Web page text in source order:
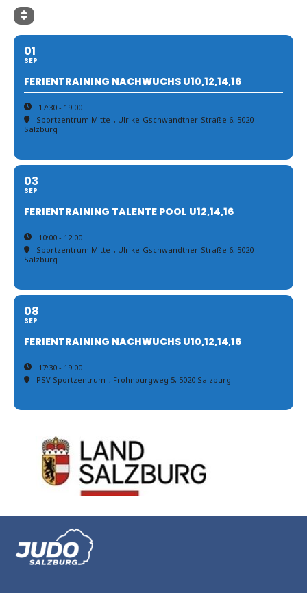
01
SEP
FERIENTRAINING NACHWUCHS U10,12,14,16
17:30 - 19:00
Sportzentrum Mitte , Ulrike-Gschwandtner-Straße 6, 5020
Salzburg
03
SEP
FERIENTRAINING TALENTE POOL U12,14,16
10:00 - 12:00
Sportzentrum Mitte , Ulrike-Gschwandtner-Straße 6, 5020
Salzburg
08
SEP
FERIENTRAINING NACHWUCHS U10,12,14,16
17:30 - 19:00
PSV Sportzentrum , Frohnburgweg 5, 5020 Salzburg